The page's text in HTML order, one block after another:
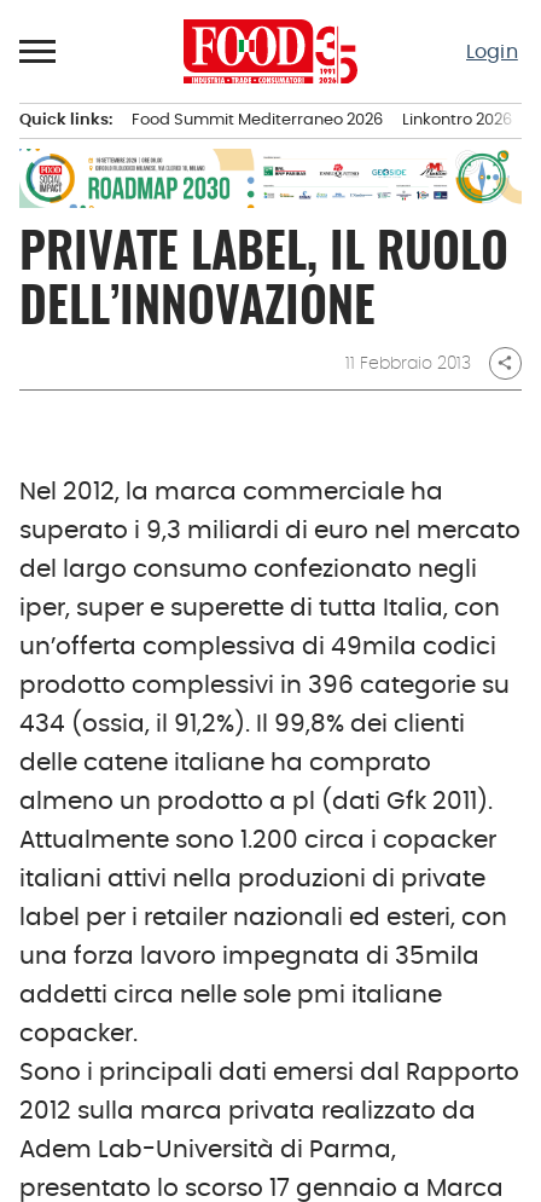
al
Login
principale
Quick links: Food Summit Mediterraneo 2026 Linkontro 2026
PRIVATE LABEL, IL RUOLO
DELL’INNOVAZIONE
11 Febbraio 2013 share
Nel 2012, la marca commerciale ha
superato i 9,3 miliardi di euro nel mercato
del largo consumo confezionato negli
iper, super e superette di tutta Italia, con
un’offerta complessiva di 49mila codici
prodotto complessivi in 396 categorie su
434 (ossia, il 91,2%). Il 99,8% dei clienti
delle catene italiane ha comprato
almeno un prodotto a pl (dati Gfk 2011).
Attualmente sono 1.200 circa i copacker
italiani attivi nella produzioni di private
label per i retailer nazionali ed esteri, con
una forza lavoro impegnata di 35mila
addetti circa nelle sole pmi italiane
copacker.
Sono i principali dati emersi dal Rapporto
2012 sulla marca privata realizzato da
Adem Lab-Università di Parma,
presentato lo scorso 17 gennaio a Marca